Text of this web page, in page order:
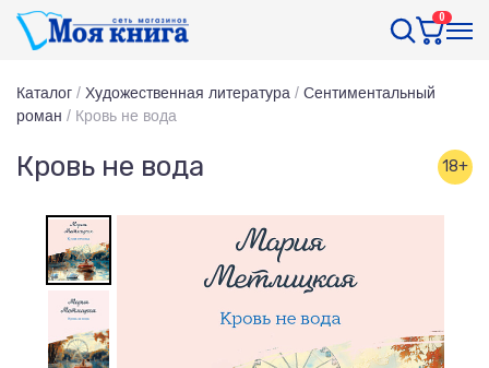
0
Каталог / Художественная литература / Сентиментальный
роман / Кровь не вода
Кровь не вода 18+